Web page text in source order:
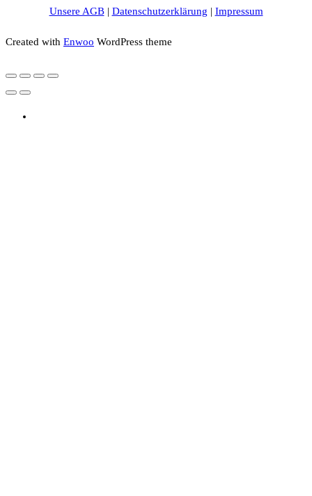
Unsere AGB| Datenschutzerklärung | Impressum
Created with Enwoo WordPress theme